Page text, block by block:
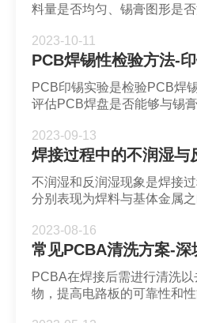
料量是否均匀、锡膏图形是否
焊接质量。
2023-10-11
PCB印锡实验是检验PCB焊
评估PCB焊盘是否能够与锡
2023-09-13
不润湿和反润湿现象是焊接
分别表现为焊料与基体金属
2023-08-16
常见PCBA清洗方案-深
PCBA在焊接后需进行清洗
物，提高电路板的可靠性和